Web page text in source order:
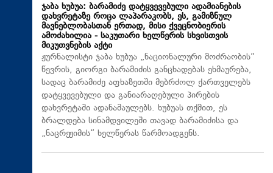
ჯაბა ხუბუა: ბარამიძე დატყვევებული ადამიანების
დახვრეტაზე როცა ლაპარაკობს, ეს, გამიზნულ
მავნებლობასთან ერთად, მისი ქვეცნობიერის
ამოძახილია - საკუთარი ხელწერის სხვისთვის
მიკუთვნების აქტი
ჟურნალისტი ჯაბა ხუბუა „ნაციონალური მოძრაობის“
წევრის, გიორგი ბარამიძის განცხადებას ეხმაურება,
სადაც ბარამიძე აფხაზეთში მებრძოლ ქართველებს
დატყვევებული და განიარაღებული პირების
დახვრეტაში ადანაშაულებს. ხუბუას თქმით, ეს
ბრალდება სინამდვილეში თავად ბარამიძისა და
„ნაცრეჟიმის“ ხელწერას წარმოადგენს.